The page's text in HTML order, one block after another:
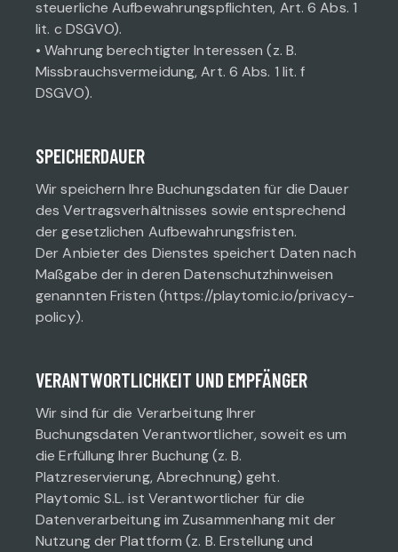
steuerliche Aufbewahrungspflichten, Art. 6 Abs. 1
lit. c DSGVO).
• Wahrung berechtigter Interessen (z. B.
Missbrauchsvermeidung, Art. 6 Abs. 1 lit. f
DSGVO).
SPEICHERDAUER
Wir speichern Ihre Buchungsdaten für die Dauer
des Vertragsverhältnisses sowie entsprechend
der gesetzlichen Aufbewahrungsfristen.
Der Anbieter des Dienstes speichert Daten nach
Maßgabe der in deren Datenschutzhinweisen
genannten Fristen (https://playtomic.io/privacy-
policy).
VERANTWORTLICHKEIT UND EMPFÄNGER
Wir sind für die Verarbeitung Ihrer
Buchungsdaten Verantwortlicher, soweit es um
die Erfüllung Ihrer Buchung (z. B.
Platzreservierung, Abrechnung) geht.
Playtomic S.L. ist Verantwortlicher für die
Datenverarbeitung im Zusammenhang mit der
Nutzung der Plattform (z. B. Erstellung und